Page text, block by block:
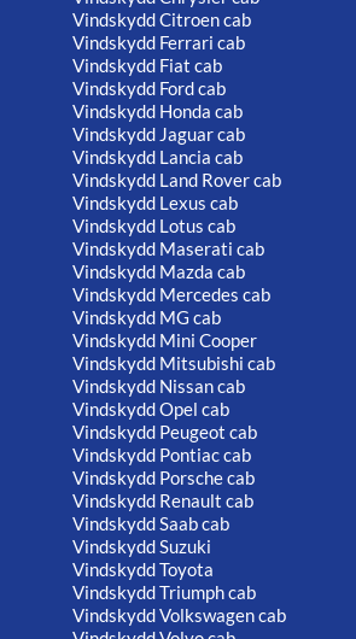
Vindskydd Citroen cab
Vindskydd Ferrari cab
Vindskydd Fiat cab
Vindskydd Ford cab
Vindskydd Honda cab
Vindskydd Jaguar cab
Vindskydd Lancia cab
Vindskydd Land Rover cab
Vindskydd Lexus cab
Vindskydd Lotus cab
Vindskydd Maserati cab
Vindskydd Mazda cab
Vindskydd Mercedes cab
Vindskydd MG cab
Vindskydd Mini Cooper
Vindskydd Mitsubishi cab
Vindskydd Nissan cab
Vindskydd Opel cab
Vindskydd Peugeot cab
Vindskydd Pontiac cab
Vindskydd Porsche cab
Vindskydd Renault cab
Vindskydd Saab cab
Vindskydd Suzuki
Vindskydd Toyota
Vindskydd Triumph cab
Vindskydd Volkswagen cab